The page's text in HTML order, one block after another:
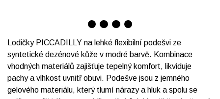
Lodičky PICCADILLY na lehké flexibilní podešvi ze
syntetické dezénové kůže v modré barvě. Kombinace
vhodných materiálů zajišťuje tepelný komfort, likviduje
pachy a vlhkost uvnitř obuvi. Podešve jsou z jemného
gelového materiálu, který tlumí nárazy a hluk a spolu se